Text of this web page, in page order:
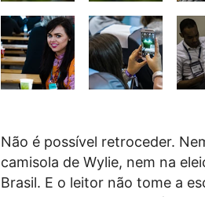
Não é possível retroceder.
camisola de Wylie, nem na
Brasil. E o leitor não tome a